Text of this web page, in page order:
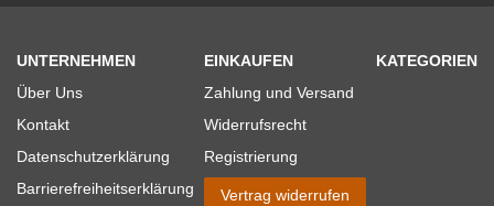
UNTERNEHMEN
Über Uns
Kontakt
Datenschutzerklärung
Barrierefreiheitserklärung
EINKAUFEN
Zahlung und Versand
Widerrufsrecht
Registrierung
Vertrag widerrufen
KATEGORIEN